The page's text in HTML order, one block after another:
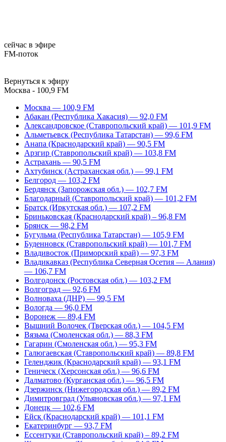
сейчас в эфире
FM-поток
Вернуться к эфиру
Москва - 100,9 FM
Москва — 100,9 FM
Абакан (Республика Хакасия) — 92,0 FM
Александровское (Ставропольский край) — 101,9 FM
Альметьевск (Республика Татарстан) — 99,6 FM
Анапа (Краснодарский край) — 90,5 FM
Арзгир (Ставропольский край) — 103,8 FM
Астрахань — 90,5 FM
Ахтубинск (Астраханская обл.) — 99,1 FM
Белгород — 103,2 FM
Бердянск (Запорожская обл.) — 102,7 FM
Благодарный (Ставропольский край) — 101,2 FM
Братск (Иркутская обл.) — 107,2 FM
Бриньковская (Краснодарский край) – 96,8 FM
Брянск — 98,2 FM
Бугульма (Республика Татарстан) — 105,9 FM
Буденновск (Ставропольский край) — 101,7 FM
Владивосток (Приморский край) — 97,3 FM
Владикавказ (Республика Северная Осетия — Алания)
— 106,7 FM
Волгодонск (Ростовская обл.) — 103,2 FM
Волгоград — 92,6 FM
Волноваха (ДНР) — 99,5 FM
Вологда — 96,0 FM
Воронеж — 89,4 FM
Вышний Волочек (Тверская обл.) — 104,5 FM
Вязьма (Смоленская обл.) — 88,3 FM
Гагарин (Смоленская обл.) — 95,3 FM
Галюгаевская (Ставропольский край) — 89,8 FM
Геленджик (Краснодарский край) — 93,1 FM
Геническ (Херсонская обл.) — 96,6 FM
Далматово (Курганская обл.) — 96,5 FM
Дзержинск (Нижегородская обл.) — 89,2 FM
Димитровград (Ульяновская обл.) — 97,1 FM
Донецк — 102,6 FM
Ейск (Краснодарский край) — 101,1 FM
Екатеринбург — 93,7 FM
Ессентуки (Ставропольский край) – 89,2 FM